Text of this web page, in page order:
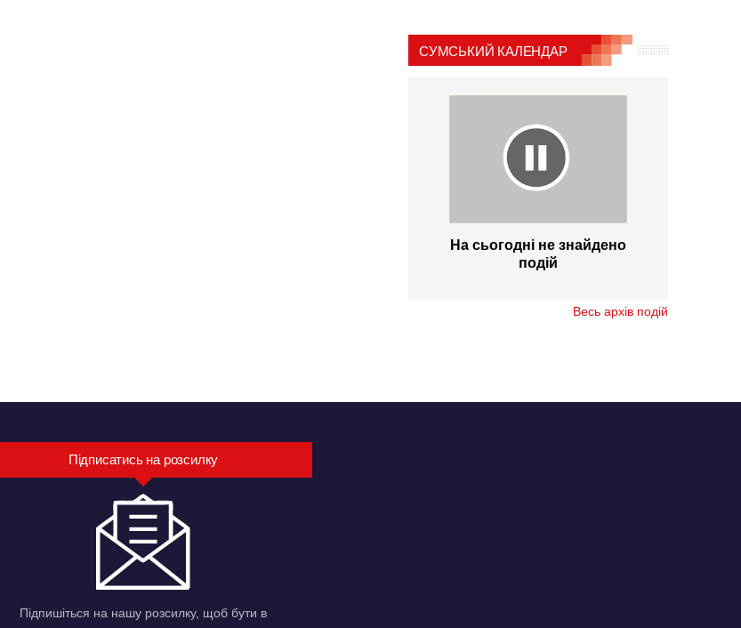
СУМСЬКИЙ КАЛЕНДАР
На сьогодні не знайдено
подій
Весь архів подій
Підписатись на розсилку
Підпишіться на нашу розсилку, щоб бути в